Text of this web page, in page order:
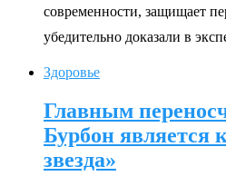
современности, защищает
убедительно доказали в
Здоровье
Главным
Бурбон является
звезда»